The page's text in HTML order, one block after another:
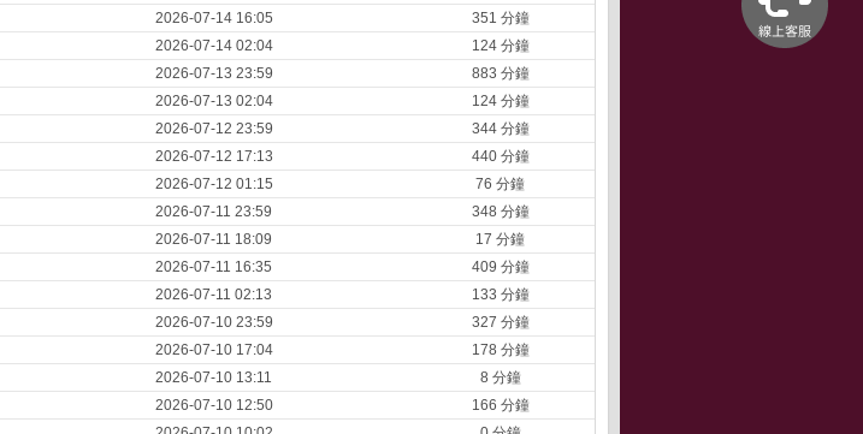
2026-07-14 16:05
351 分鐘
2026-07-14 02:04
124 分鐘
2026-07-13 23:59
883 分鐘
2026-07-13 02:04
124 分鐘
2026-07-12 23:59
344 分鐘
2026-07-12 17:13
440 分鐘
2026-07-12 01:15
76 分鐘
2026-07-11 23:59
348 分鐘
2026-07-11 18:09
17 分鐘
2026-07-11 16:35
409 分鐘
2026-07-11 02:13
133 分鐘
2026-07-10 23:59
327 分鐘
2026-07-10 17:04
178 分鐘
2026-07-10 13:11
8 分鐘
2026-07-10 12:50
166 分鐘